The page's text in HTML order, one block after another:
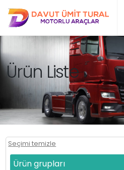
Ürün Liste
Seçimi temizle
Ürün grupları